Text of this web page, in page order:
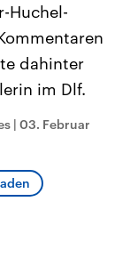
Lage und
der
Hamas
2023 auf Israel
wieder die Gewalt
die Hamas
Huchel-
dahinter
im Dlf.
| 03. Februar